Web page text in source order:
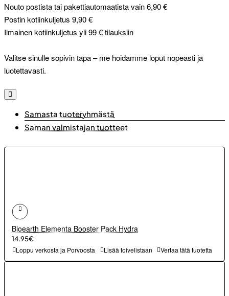
Nouto postista tai pakettiautomaatista vain 6,90 €
Postin kotiinkuljetus 9,90 €
Ilmainen kotiinkuljetus yli 99 € tilauksiin
Valitse sinulle sopivin tapa – me hoidamme loput nopeasti ja
luotettavasti.
Samasta tuoteryhmästä
Saman valmistajan tuotteet
Bioearth Elementa Booster Pack Hydra
14.95€
Loppu verkosta ja Porvoosta Lisää toivelistaan Vertaa tätä tuotetta